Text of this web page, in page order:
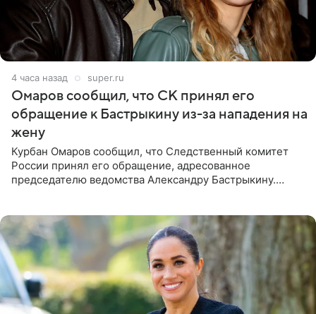
4 часа назад super.ru
Омаров сообщил, что СК принял его
обращение к Бастрыкину из-за нападения на
жену
Курбан Омаров сообщил, что Следственный комитет
России принял его обращение, адресованное
председателю ведомства Александру Бастрыкину.